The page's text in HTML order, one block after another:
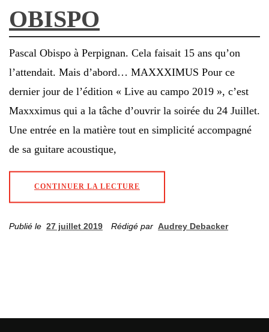
OBISPO
Pascal Obispo à Perpignan. Cela faisait 15 ans qu’on
l’attendait. Mais d’abord… MAXXXIMUS Pour ce
dernier jour de l’édition « Live au campo 2019 », c’est
Maxxximus qui a la tâche d’ouvrir la soirée du 24 Juillet.
Une entrée en la matière tout en simplicité accompagné
de sa guitare acoustique,
CONTINUER LA LECTURE
Publié le 27 juillet 2019 Rédigé par Audrey Debacker